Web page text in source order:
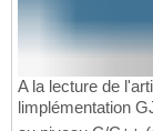
A la lecture de
limplémentation